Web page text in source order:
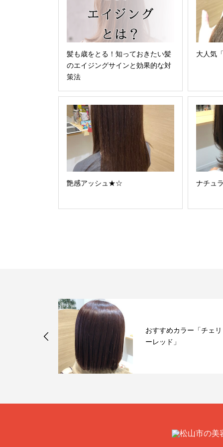
髪も歳をとる！知っておきたい髪
のエイジングサインと効果的な対
策法
大人気
艶感アッシュ★☆ ナチュ
おすすめカラー「チェリ
ーレッド」